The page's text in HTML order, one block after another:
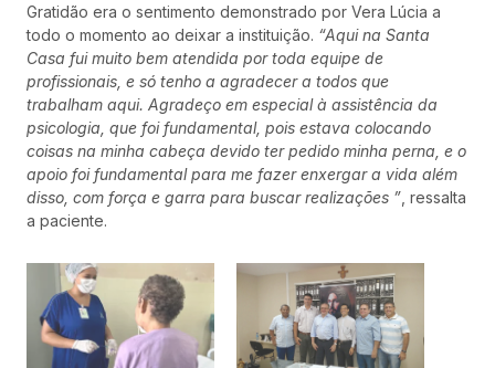
Gratidão era o sentimento demonstrado por Vera Lúcia a
todo o momento ao deixar a instituição. “Aqui na Santa
Casa fui muito bem atendida por toda equipe de
profissionais, e só tenho a agradecer a todos que
trabalham aqui. Agradeço em especial à assistência da
psicologia, que foi fundamental, pois estava colocando
coisas na minha cabeça devido ter pedido minha perna, e o
apoio foi fundamental para me fazer enxergar a vida além
disso, com força e garra para buscar realizações ” , ressalta
a paciente.